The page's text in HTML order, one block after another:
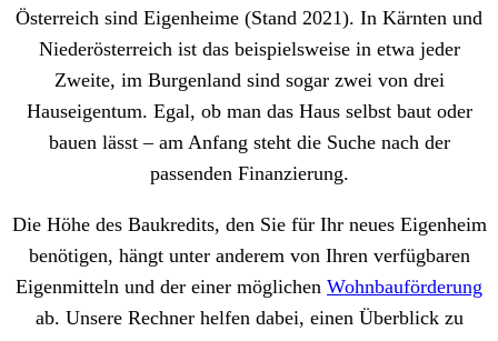
Österreich sind Eigenheime (Stand 2021). In Kärnten und
Niederösterreich ist das beispielsweise in etwa jeder
Zweite, im Burgenland sind sogar zwei von drei
Hauseigentum. Egal, ob man das Haus selbst baut oder
bauen lässt – am Anfang steht die Suche nach der
passenden Finanzierung.
Die Höhe des Baukredits, den Sie für Ihr neues Eigenheim
benötigen, hängt unter anderem von Ihren verfügbaren
Eigenmitteln und der einer möglichen Wohnbauförderung
ab. Unsere Rechner helfen dabei, einen Überblick zu